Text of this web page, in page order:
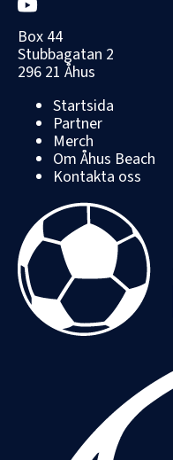
Box 44
Stubbagatan 2
296 21 Åhus
Startsida
Partner
Merch
Om Åhus Beach
Kontakta oss